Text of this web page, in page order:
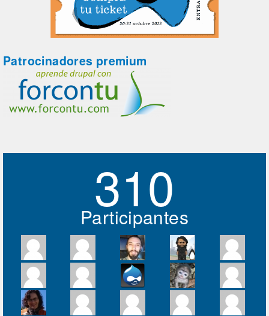
Patrocinadores premium
310
Participantes